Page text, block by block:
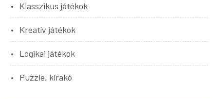
Klasszikus játékok
Kreatív játékok
Logikai játékok
Puzzle, kirakó